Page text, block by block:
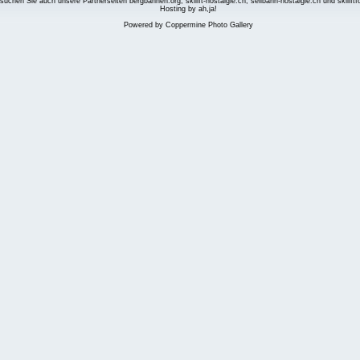
Hosting by ah,ja!
Powered by Coppermine Photo Gallery